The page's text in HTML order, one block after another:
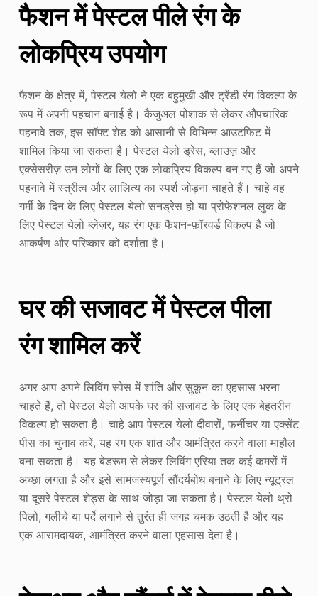
फैशन में पेस्टल पीले रंग के
लोकप्रिय उपयोग
फैशन के क्षेत्र में, पेस्टल येलो ने एक बहुमुखी और ट्रेंडी रंग विकल्प के
रूप में अपनी पहचान बनाई है। कैजुअल पोशाक से लेकर औपचारिक
पहनावे तक, इस सॉफ्ट शेड को आसानी से विभिन्न आउटफिट में
शामिल किया जा सकता है। पेस्टल येलो ड्रेस, ब्लाउज़ और
एक्सेसरीज़ उन लोगों के लिए एक लोकप्रिय विकल्प बन गए हैं जो अपने
पहनावे में स्त्रीत्व और लालित्य का स्पर्श जोड़ना चाहते हैं। चाहे वह
गर्मी के दिन के लिए पेस्टल येलो सनड्रेस हो या प्रोफेशनल लुक के
लिए पेस्टल येलो ब्लेज़र, यह रंग एक फैशन-फ़ॉरवर्ड विकल्प है जो
आकर्षण और परिष्कार को दर्शाता है।
घर की सजावट में पेस्टल पीला
रंग शामिल करें
अगर आप अपने लिविंग स्पेस में शांति और सुकून का एहसास भरना
चाहते हैं, तो पेस्टल येलो आपके घर की सजावट के लिए एक बेहतरीन
विकल्प हो सकता है। चाहे आप पेस्टल येलो दीवारों, फर्नीचर या एक्सेंट
पीस का चुनाव करें, यह रंग एक शांत और आमंत्रित करने वाला माहौल
बना सकता है। यह बेडरूम से लेकर लिविंग एरिया तक कई कमरों में
अच्छा लगता है और इसे सामंजस्यपूर्ण सौंदर्यबोध बनाने के लिए न्यूट्रल
या दूसरे पेस्टल शेड्स के साथ जोड़ा जा सकता है। पेस्टल येलो थ्रो
पिलो, गलीचे या पर्दे लगाने से तुरंत ही जगह चमक उठती है और यह
एक आरामदायक, आमंत्रित करने वाला एहसास देता है।